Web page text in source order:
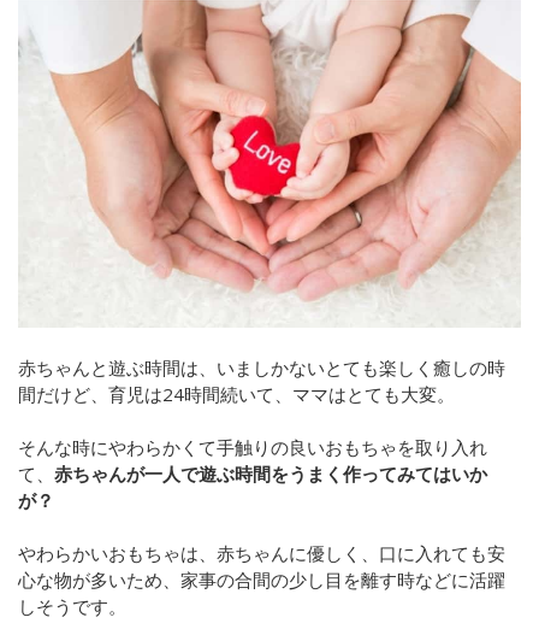
赤ちゃんと遊ぶ時間は、いましかないとても楽しく癒しの時
間だけど、育児は24時間続いて、ママはとても大変。
そんな時にやわらかくて手触りの良いおもちゃを取り入れ
て、 赤ちゃんが一人で遊ぶ時間をうまく作ってみてはいか
が？
やわらかいおもちゃは、赤ちゃんに優しく、口に入れても安
心な物が多いため、家事の合間の少し目を離す時などに活躍
しそうです。